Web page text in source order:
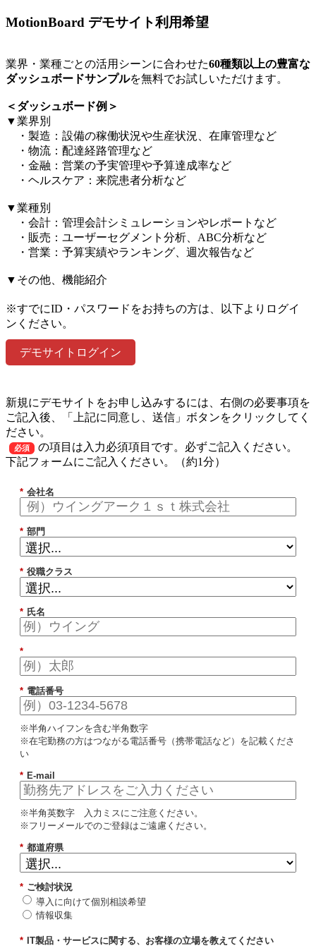
MotionBoard デモサイト利用希望
業界・業種ごとの活用シーンに合わせた60種類以上の豊富な
ダッシュボードサンプルを無料でお試しいただけます。​
＜ダッシュボード例＞​
▼業界別​
・製造：設備の稼働状況や生産状況、在庫管理など​
・物流：配達経路管理など​
・金融：営業の予実管理や予算達成率など​
・ヘルスケア：来院患者分析など​
▼業種別​
・会計：管理会計シミュレーションやレポートなど​
・販売：ユーザーセグメント分析、ABC分析など​
・営業：予算実績やランキング、週次報告など​
▼その他、機能紹介​
※すでにID・パスワードをお持ちの方は、以下よりログイ
ンください。
デモサイトログイン
新規にデモサイトをお申し込みするには、右側の必要事項を
ご記入後、「上記に同意し、送信」ボタンをクリックしてく
ださい。
必須
の項目は入力必須項目です。必ずご記入ください。
下記フォームにご記入ください。（約1分）
* 会社名
* 部門
* 役職クラス
* 氏名
*
* 電話番号
※半角ハイフンを含む半角数字
※在宅勤務の方はつながる電話番号（携帯電話など）を記載くださ
い
* E-mail
※半角英数字 入力ミスにご注意ください。
※フリーメールでのご登録はご遠慮ください。
* 都道府県
* ご検討状況
導入に向けて個別相談希望
情報収集
* IT製品・サービスに関する、お客様の立場を教えてください